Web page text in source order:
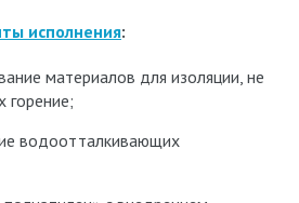
исполнения:
материалов для изоляции, не
водоотталкивающих